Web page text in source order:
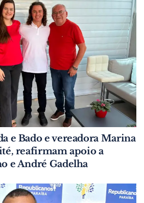
e Bado e vereadora Marina
reafirmam apoio a
e André Gadelha